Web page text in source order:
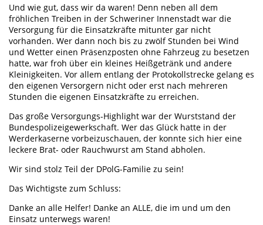
Und wie gut, dass wir da waren! Denn neben all dem
fröhlichen Treiben in der Schweriner Innenstadt war die
Versorgung für die Einsatzkräfte mitunter gar nicht
vorhanden. Wer dann noch bis zu zwölf Stunden bei Wind
und Wetter einen Präsenzposten ohne Fahrzeug zu besetzen
hatte, war froh über ein kleines Heißgetränk und andere
Kleinigkeiten. Vor allem entlang der Protokollstrecke gelang es
den eigenen Versorgern nicht oder erst nach mehreren
Stunden die eigenen Einsatzkräfte zu erreichen.
Das große Versorgungs-Highlight war der Wurststand der
Bundespolizeigewerkschaft. Wer das Glück hatte in der
Werderkaserne vorbeizuschauen, der konnte sich hier eine
leckere Brat- oder Rauchwurst am Stand abholen.
Wir sind stolz Teil der DPolG-Familie zu sein!
Das Wichtigste zum Schluss:
Danke an alle Helfer! Danke an ALLE, die im und um den
Einsatz unterwegs waren!